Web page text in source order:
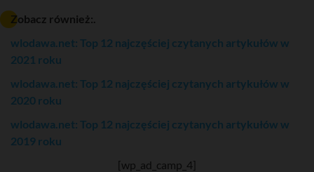
Zobacz również:.
wlodawa.net: Top 12 najczęściej czytanych artykułów w
2021 roku
wlodawa.net: Top 12 najczęściej czytanych artykułów w
2020 roku
wlodawa.net: Top 12 najczęściej czytanych artykułów w
2019 roku
[wp_ad_camp_4]